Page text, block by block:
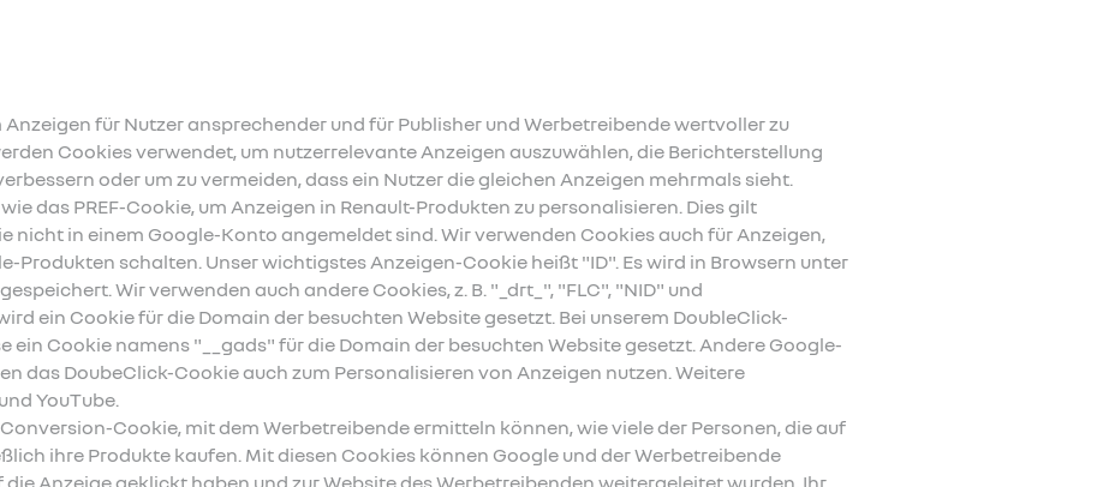
für Nutzer ansprechender und für Publisher und Werbetreibende wertvoller zu
Cookies verwendet, um nutzerrelevante Anzeigen auszuwählen, die Berichterstellung
oder um zu vermeiden, dass ein Nutzer die gleichen Anzeigen mehrmals sieht.
das PREF-Cookie, um Anzeigen in Renault-Produkten zu personalisieren. Dies gilt
nicht in einem Google-Konto angemeldet sind. Wir verwenden Cookies auch für Anzeigen,
Produkten schalten. Unser wichtigstes Anzeigen-Cookie heißt "ID". Es wird in Browsern unter
Wir verwenden auch andere Cookies, z. B. "_drt_", "FLC", "NID" und
ein Cookie für die Domain der besuchten Website gesetzt. Bei unserem DoubleClick-
ein Cookie namens "__gads" für die Domain der besuchten Website gesetzt. Andere Google-
das DoubeClick-Cookie auch zum Personalisieren von Anzeigen nutzen. Weitere
YouTube.
Cookie, mit dem Werbetreibende ermitteln können, wie viele der Personen, die auf
ihre Produkte kaufen. Mit diesen Cookies können Google und der Werbetreibende